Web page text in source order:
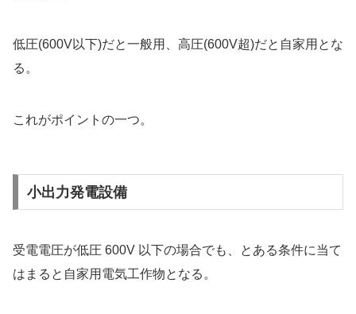
低圧(600V以下)だと一般用、高圧(600V超)だと自家用とな
る。
これがポイントの一つ。
小出力発電設備
受電電圧が低圧 600V 以下の場合でも、とある条件に当て
はまると自家用電気工作物となる。